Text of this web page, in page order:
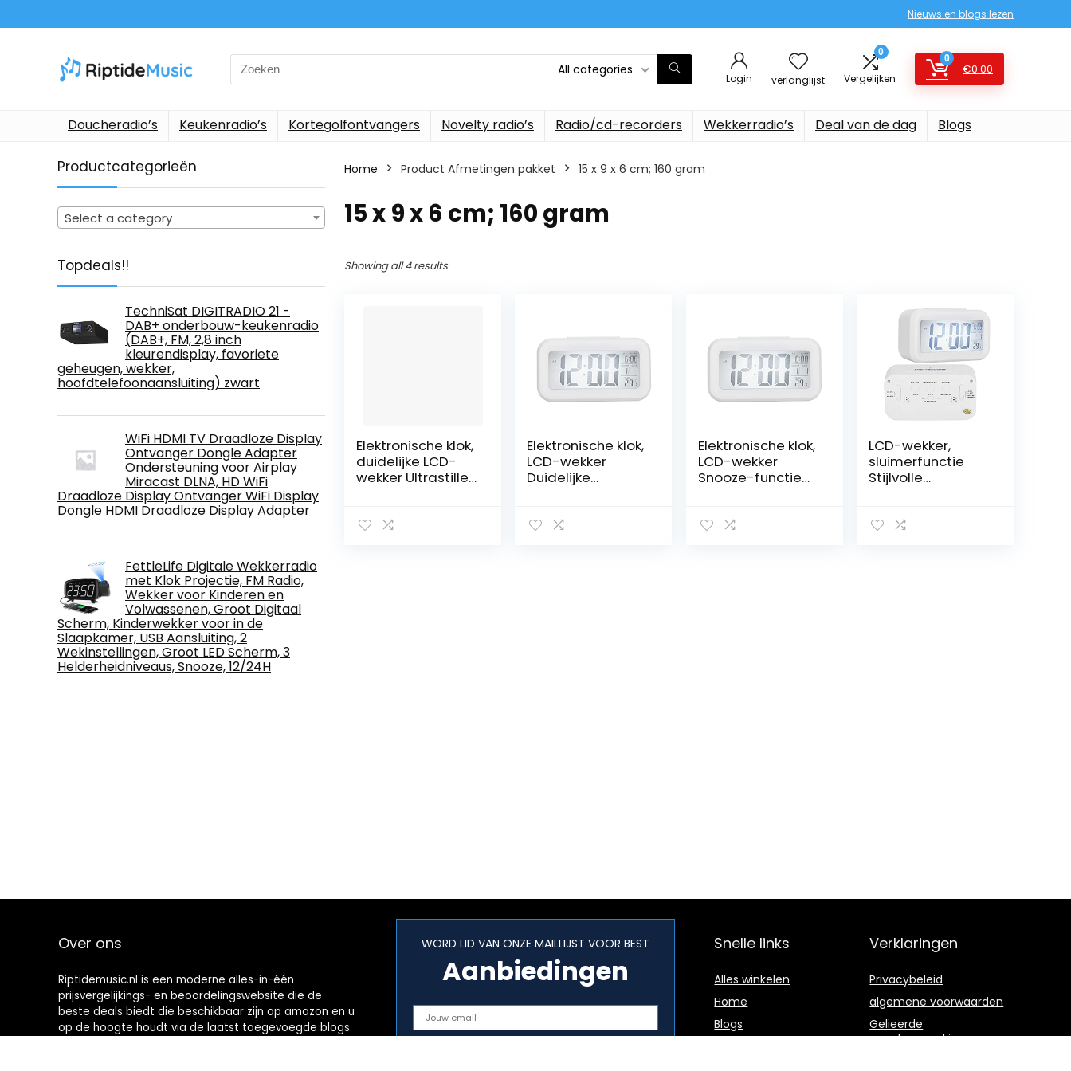
Nieuws en blogs lezen
Search
for:
All categories
Login verlanglijst
0
Vergelijken
0
€0.00
Doucheradio’s Keukenradio’s Kortegolfontvangers Novelty radio’s Radio/cd-recorders Wekkerradio’s Deal van de dag Blogs
Productcategorieën
Select a category
Topdeals!!
TechniSat DIGITRADIO 21 -
DAB+ onderbouw-keukenradio
(DAB+, FM, 2,8 inch
kleurendisplay, favoriete
geheugen, wekker,
hoofdtelefoonaansluiting) zwart
WiFi HDMI TV Draadloze Display
Ontvanger Dongle Adapter
Ondersteuning voor Airplay
Miracast DLNA, HD WiFi
Draadloze Display Ontvanger WiFi Display
Dongle HDMI Draadloze Display Adapter
FettleLife Digitale Wekkerradio
met Klok Projectie, FM Radio,
Wekker voor Kinderen en
Volwassenen, Groot Digitaal
Scherm, Kinderwekker voor in de
Slaapkamer, USB Aansluiting, 2
Wekinstellingen, Groot LED Scherm, 3
Helderheidniveaus, Snooze, 12/24H
Home Product Afmetingen pakket ‎15 x 9 x 6 cm; 160 gram
‎15 x 9 x 6 cm; 160 gram
Showing all 4 results
Elektronische klok,
duidelijke LCD-
wekker Ultrastille
kinderen(wit)
Elektronische klok,
LCD-wekker
Duidelijke
voor ouderen(wit)
Elektronische klok,
LCD-wekker
Snooze-functie
scanbeweging
LCD-wekker,
sluimerfunctie
Stijlvolle
kinderen(wit)
Over ons
Riptidemusic.nl is een moderne alles-in-één
prijsvergelijkings- en beoordelingswebsite die de
beste deals biedt die beschikbaar zijn op amazon en u
op de hoogte houdt via de laatst toegevoegde blogs.
WORD LID VAN ONZE MAILLIJST VOOR BEST
Aanbiedingen
Snelle links
Alles winkelen
Home
Blogs
Verklaringen
Privacybeleid
algemene voorwaarden
Gelieerde
openbaarmaking